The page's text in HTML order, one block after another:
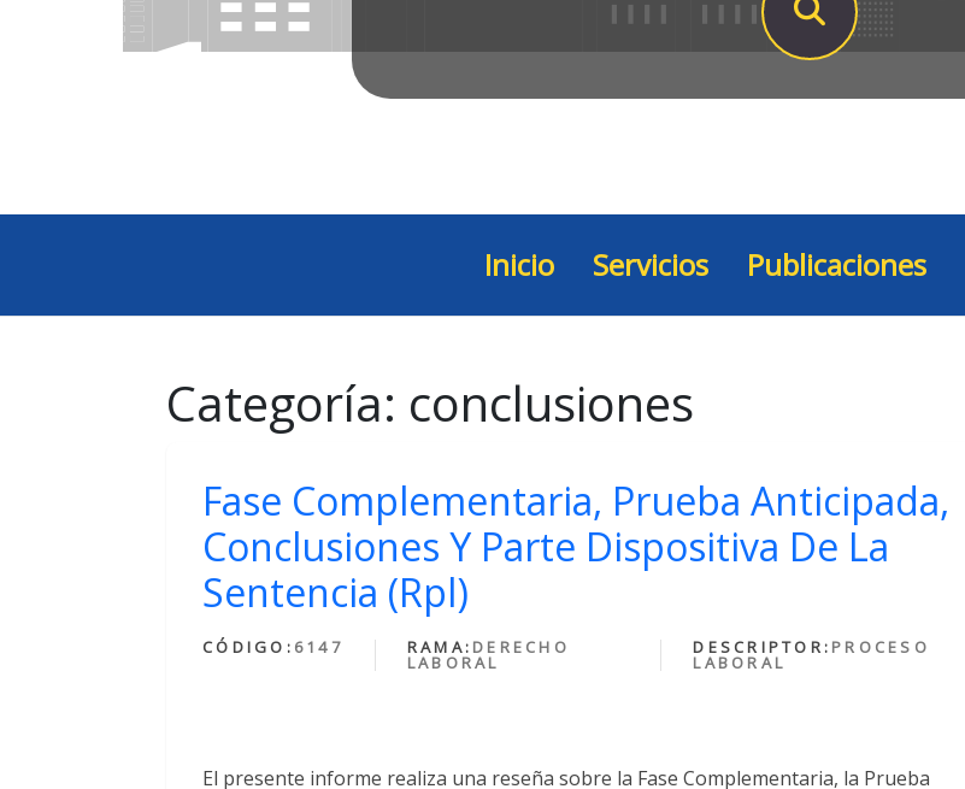
Inicio Servicios Publicaciones
Categoría: conclusiones
Fase Complementaria, Prueba Anticipada,
Conclusiones Y Parte Dispositiva De La
Sentencia (Rpl)
CÓDIGO: 6147 RAMA: DERECHO
LABORAL
DESCRIPTOR: PROCESO
LABORAL
El presente informe realiza una reseña sobre la Fase Complementaria, la Prueba